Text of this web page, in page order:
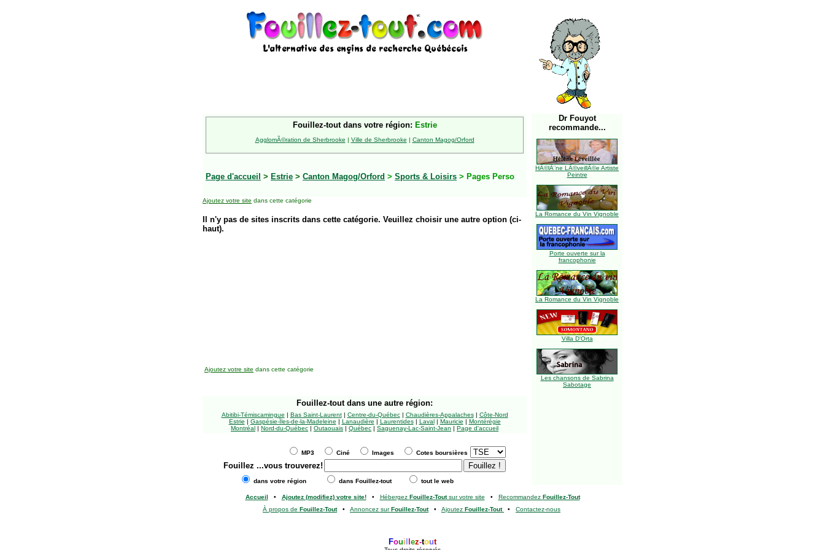
Fouillez-tout dans votre région: Estrie
AgglomÃ©ration de Sherbrooke | Ville de Sherbrooke | Canton Magog/Orford
Page d'accueil > Estrie > Canton Magog/Orford > Sports & Loisirs > Pages Perso
Ajoutez votre site dans cette catégorie
Il n'y pas de sites inscrits dans cette catégorie. Veuillez choisir une autre option (ci-
haut).
Dr Fouyot
recommande...
HÃ©lÃ¨ne LÃ©veillÃ©e Artiste
Peintre
La Romance du Vin Vignoble
Porte ouverte sur la
francophonie
La Romance du Vin Vignoble
Villa D'Orta
Les chansons de Sabrina
Sabotage
Ajoutez votre site dans cette catégorie
Fouillez-tout dans une autre région:
Abitibi-Témiscamingue | Bas Saint-Laurent| Centre-du-Québec| Chaudières-Appalaches| Côte-Nord
Estrie | Gaspésie-Îles-de-la-Madeleine | Lanaudière | Laurentides| Laval| Mauricie | Montérégie
Montréal | Nord-du-Québec | Outaouais | Québec | Saguenay-Lac-Saint-Jean | Page d'accueil
MP3 Ciné Images Cotes boursières
Fouillez ...vous trouverez!
dans votre région dans Fouillez-tout tout le web
Accueil • Ajoutez (modifiez) votre site!• Hébergez Fouillez-Toutsur votre site • Recommandez Fouillez-Tout
À propos de Fouillez-Tout• Annoncez surFouillez-Tout• Ajoutez Fouillez-Tout • Contactez-nous
Foui ez-tout